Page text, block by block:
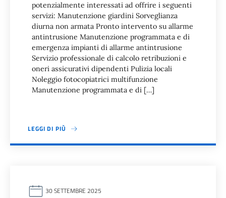
potenzialmente interessati ad offrire i seguenti
servizi: Manutenzione giardini Sorveglianza
diurna non armata Pronto intervento su allarme
antintrusione Manutenzione programmata e di
emergenza impianti di allarme antintrusione
Servizio professionale di calcolo retribuzioni e
oneri assicurativi dipendenti Pulizia locali
Noleggio fotocopiatrici multifunzione
Manutenzione programmata e di […]
LEGGI DI PIÙ
30 SETTEMBRE 2025